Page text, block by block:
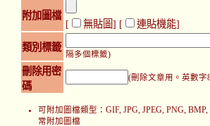
附加圖檔
[ 無貼圖] [ 連貼機能]
類別標籤
隔多個標籤)
刪除用密
碼
(刪除文章用。英數字
可附加圖檔類型：GIF, JPG, JPEG, PNG,
常附加圖檔